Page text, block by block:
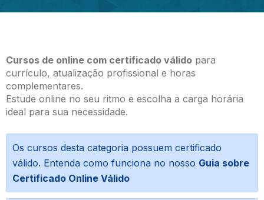
Cursos de online com certificado válidopara
currículo, atualização profissional e horas
complementares.
Estude online no seu ritmo e escolha a carga horária
ideal para sua necessidade.
Os cursos desta categoria possuem certificado
válido. Entenda como funciona no nosso Guia sobre
Certificado Online Válido